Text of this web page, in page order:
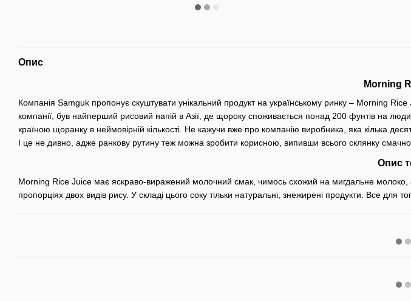
Опис
Morning
Компанія Samguk пропонує скуштувати унікальний продукт на українському ринку – Morning
компанії, був найперший рисовий напій в Азії, де щороку споживається понад 200 фунтів на
країною щоранку в неймовірній кількості. Не кажучи вже про компанію виробника, яка кілька
І це не дивно, адже ранкову рутину теж можна зробити корисною, випивши всього склянку
Опис
Morning Rice Juice має яскраво-виражений молочний смак, чимось схожий на мигдальне молоко,
пропорціях двох видів рису. У складі цього соку тільки натуральні, знежирені продукти. Все